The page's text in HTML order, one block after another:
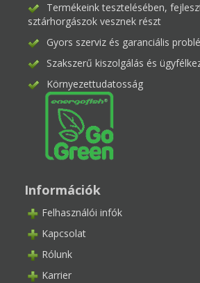
Termékeink tesztelésében,
sztárhorgászok vesznek részt
Gyors szerviz és garanciális
Szakszerű kiszolgálás és
Környezettudatosság
Információk
Felhasználói infók
Kapcsolat
Rólunk
Karrier